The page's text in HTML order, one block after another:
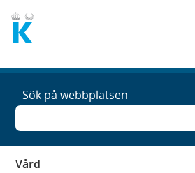
Sök på webbplatsen
Vård